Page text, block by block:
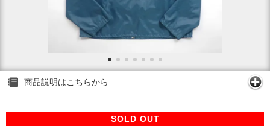
商品説明はこちらから
SOLD OUT